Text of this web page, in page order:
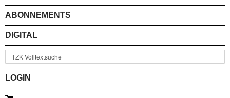
ABONNEMENTS
DIGITAL
LOGIN